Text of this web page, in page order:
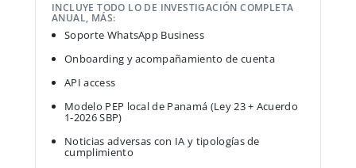
INCLUYE TODO LO DE INVESTIGACIÓN COMPLETA
ANUAL, MÁS:
Soporte WhatsApp Business
Onboarding y acompañamiento de cuenta
API access
Modelo PEP local de Panamá (Ley 23 + Acuerdo
1-2026 SBP)
Noticias adversas con IA y tipologías de
cumplimiento